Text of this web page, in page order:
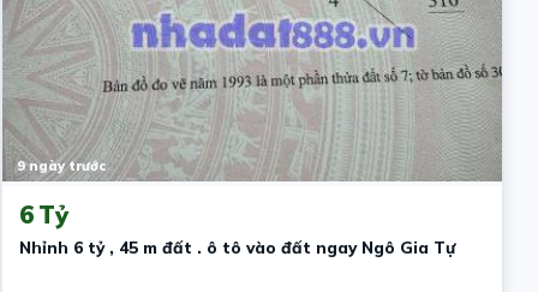
9 ngày trước
6 Tỷ
Nhỉnh 6 tỷ , 45 m đất . ô tô vào đất ngay Ngô Gia Tự